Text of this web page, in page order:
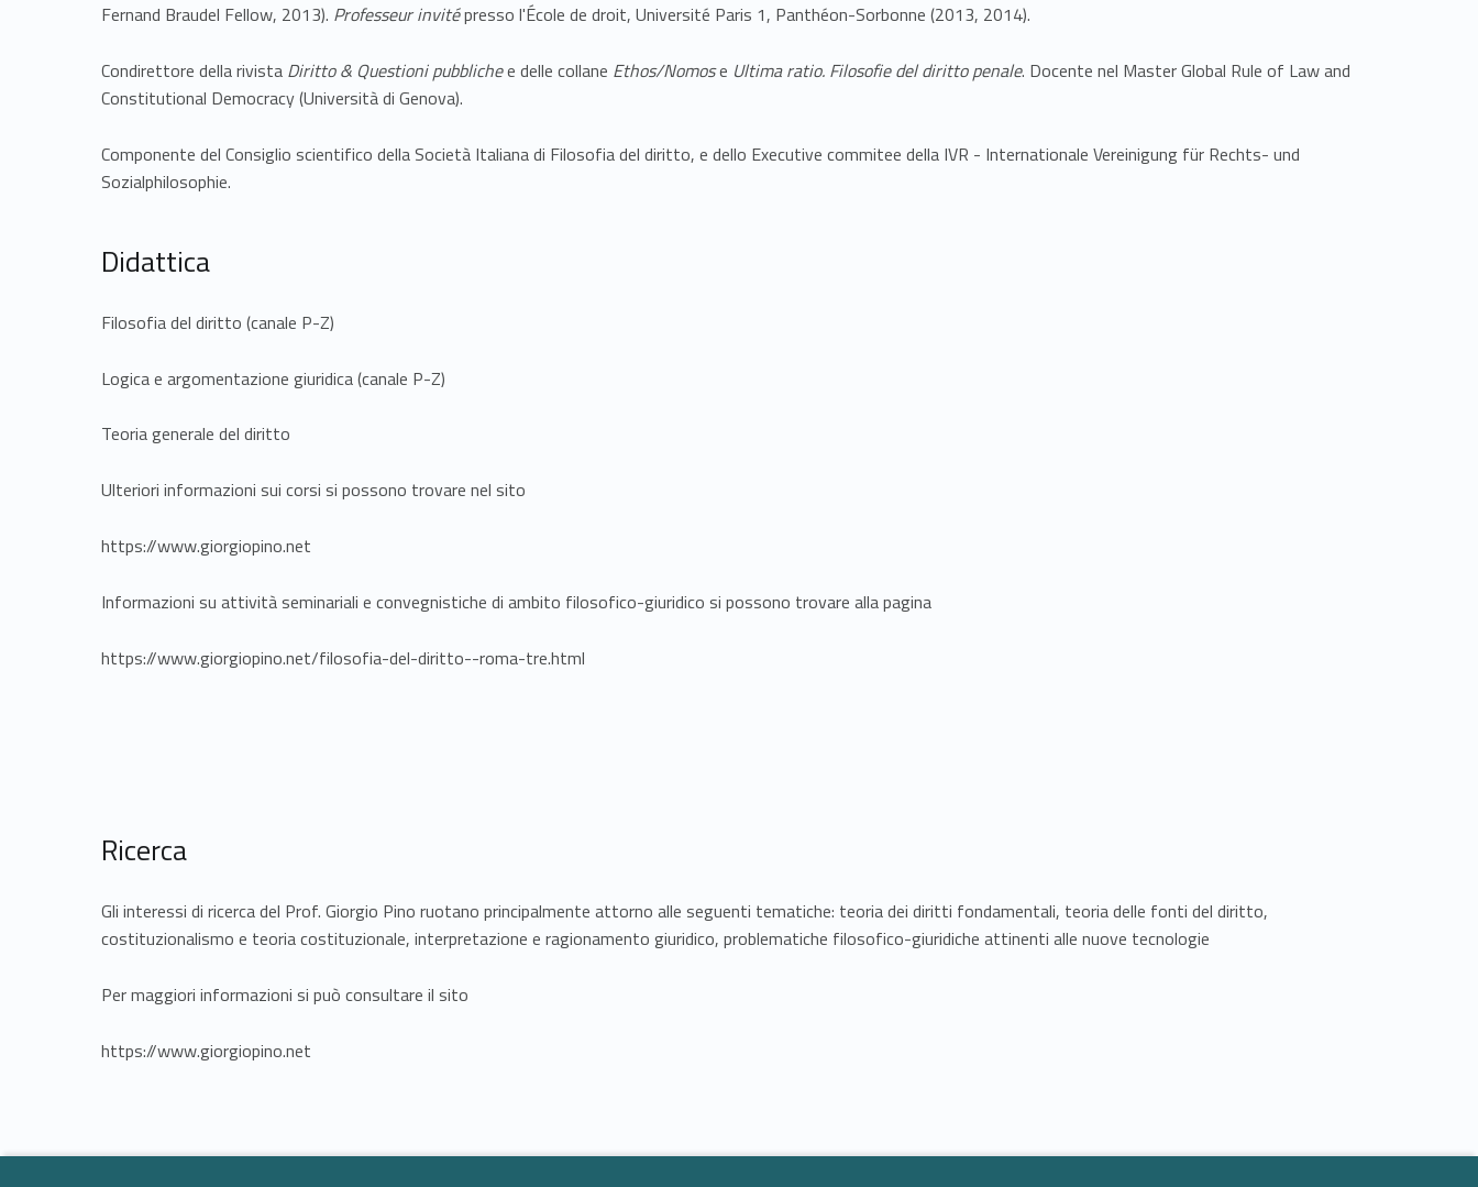
Fernand Braudel Fellow, 2013). Professeur invitépresso l'École de droit, Université Paris 1, Panthéon-Sorbonne (2013, 2014).
Condirettore della rivista Diritto & Questioni pubblichee delle collane Ethos/Nomose Ultima ratio. Filosofie del diritto penale. Docente nel Master Global Rule of Law and
Constitutional Democracy (Università di Genova).
Componente del Consiglio scientifico della Società Italiana di Filosofia del diritto, e dello Executive commitee della IVR - Internationale Vereinigung für Rechts- und
Sozialphilosophie.
Didattica
Filosofia del diritto (canale P-Z)
Logica e argomentazione giuridica (canale P-Z)
Teoria generale del diritto
Ulteriori informazioni sui corsi si possono trovare nel sito
https://www.giorgiopino.net
Informazioni su attività seminariali e convegnistiche di ambito filosofico-giuridico si possono trovare alla pagina
https://www.giorgiopino.net/filosofia-del-diritto--roma-tre.html
Ricerca
Gli interessi di ricerca del Prof. Giorgio Pino ruotano principalmente attorno alle seguenti tematiche: teoria dei diritti fondamentali, teoria delle fonti del diritto,
costituzionalismo e teoria costituzionale, interpretazione e ragionamento giuridico, problematiche filosofico-giuridiche attinenti alle nuove tecnologie
Per maggiori informazioni si può consultare il sito
https://www.giorgiopino.net